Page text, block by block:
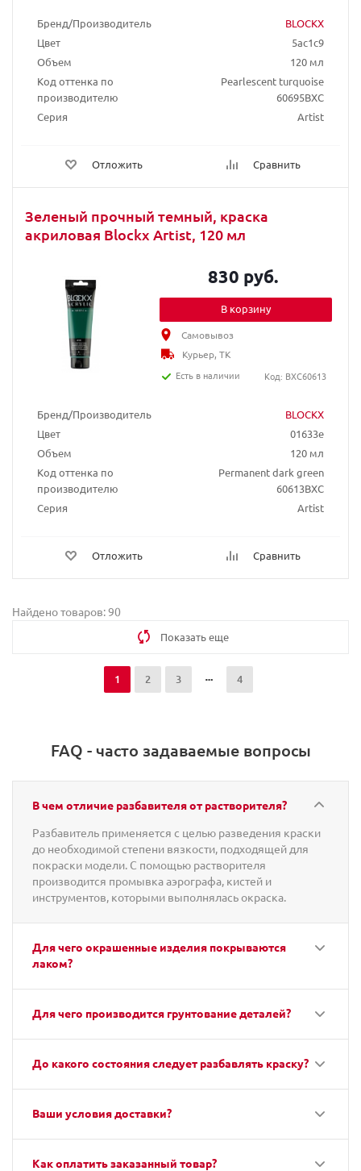
Бренд/Производитель
BLOCKX
Цвет
5ac1c9
Объем
120 мл
Код оттенка по
производителю
Pearlescent turquoise
60695BXC
Серия
Artist
Отложить Сравнить
Зеленый прочный темный, краска
акриловая Blockx Artist, 120 мл
Бренд/Производитель
BLOCKX
Цвет
01633e
Объем
120 мл
Код оттенка по
производителю
Permanent dark green
60613BXC
Серия
Artist
Отложить Сравнить
830 руб.
В корзину
Самовывоз
Курьер, ТК
Есть в наличии
Код: BXC60613
Найдено товаров: 90
Показать еще
1 2 3 4
FAQ - часто задаваемые вопросы
В чем отличие разбавителя от растворителя?
Разбавитель применяется с целью разведения краски
до необходимой степени вязкости, подходящей для
покраски модели. С помощью растворителя
производится промывка аэрографа, кистей и
инструментов, которыми выполнялась окраска.
Для чего окрашенные изделия покрываются
лаком?
Для чего производится грунтование деталей?
До какого состояния следует разбавлять краску?
Ваши условия доставки?
Как оплатить заказанный товар?